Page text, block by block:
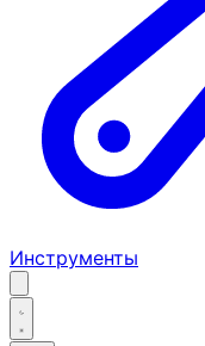
Инструменты